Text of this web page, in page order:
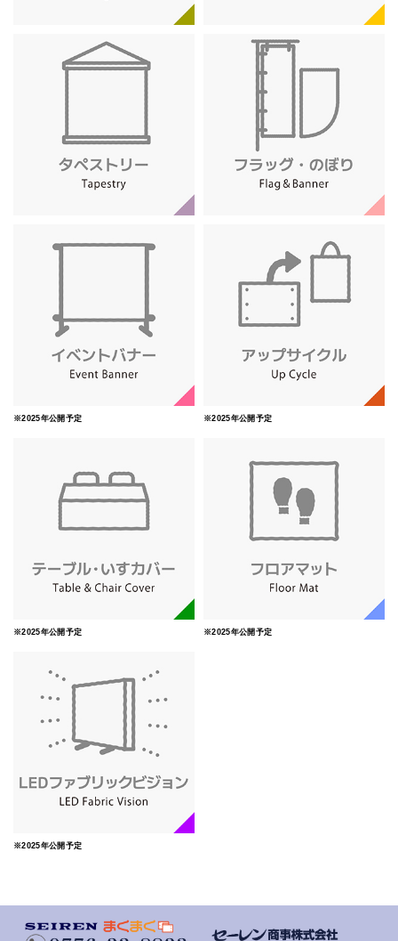
※2025年公開予定 ※2025年公開予定
※2025年公開予定 ※2025年公開予定
※2025年公開予定